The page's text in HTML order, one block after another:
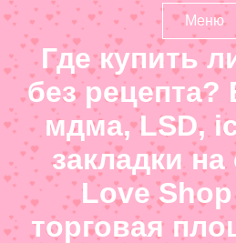
Меню
Где купить
без рецепта?
мдма, LSD,
закладки на
Love
торговая